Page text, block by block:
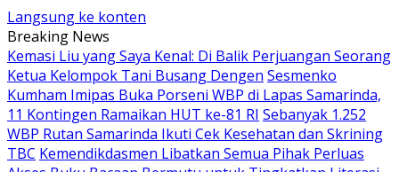
Langsung ke konten
Breaking News
Kemasi Liu yang Saya Kenal: Di Balik Perjuangan Seorang
Ketua Kelompok Tani Busang Dengen Sesmenko
Kumham Imipas Buka Porseni WBP di Lapas Samarinda,
11 Kontingen Ramaikan HUT ke-81 RI Sebanyak 1.252
WBP Rutan Samarinda Ikuti Cek Kesehatan dan Skrining
TBC Kemendikdasmen Libatkan Semua Pihak Perluas